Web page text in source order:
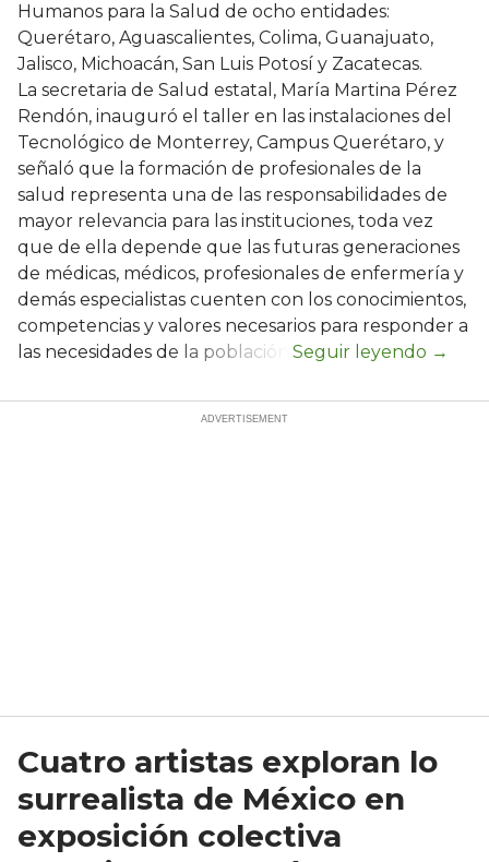
Humanos para la Salud de ocho entidades:
Querétaro, Aguascalientes, Colima, Guanajuato,
Jalisco, Michoacán, San Luis Potosí y Zacatecas.
La secretaria de Salud estatal, María Martina Pérez
Rendón, inauguró el taller en las instalaciones del
Tecnológico de Monterrey, Campus Querétaro, y
señaló que la formación de profesionales de la
salud representa una de las responsabilidades de
mayor relevancia para las instituciones, toda vez
que de ella depende que las futuras generaciones
de médicas, médicos, profesionales de enfermería y
demás especialistas cuenten con los conocimientos,
competencias y valores necesarios para responder a
las necesidades de la población.
Cuatro artistas exploran lo
surrealista de México en
exposición colectiva